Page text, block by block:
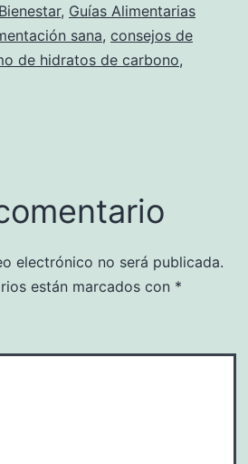
Bienestar, Guías Alimentarias
sana, consejos de
de hidratos de carbono,
electrónico no será publicada.
están marcados con *